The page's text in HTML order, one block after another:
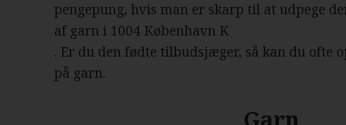
pengepung, hvis man er skarp til at udpege
af garn i 1004 København K
. Er du den fødte tilbudsjæger, så kan du ofte
på garn.